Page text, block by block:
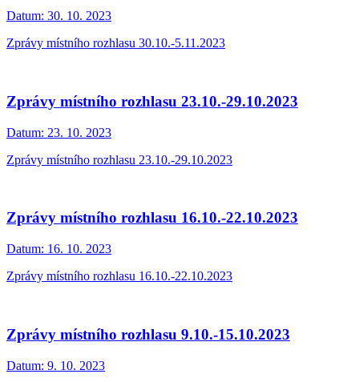
Datum: 30. 10. 2023
Zprávy místního rozhlasu 30.10.-5.11.2023
Zprávy místního rozhlasu 23.10.-29.10.2023
Datum: 23. 10. 2023
Zprávy místního rozhlasu 23.10.-29.10.2023
Zprávy místního rozhlasu 16.10.-22.10.2023
Datum: 16. 10. 2023
Zprávy místního rozhlasu 16.10.-22.10.2023
Zprávy místního rozhlasu 9.10.-15.10.2023
Datum: 9. 10. 2023